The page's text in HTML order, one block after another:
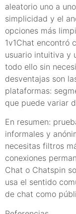
aleatorio uno a
simplicidad y el
opciones más
1v1Chat encontró
usuario intuitiva y
todo ello sin
desventajas son
plataformas:
que puede variar
En resumen:
informales y
necesitas filtros
conexiones
Chat o Chatspin
usa el sentido
de chat como